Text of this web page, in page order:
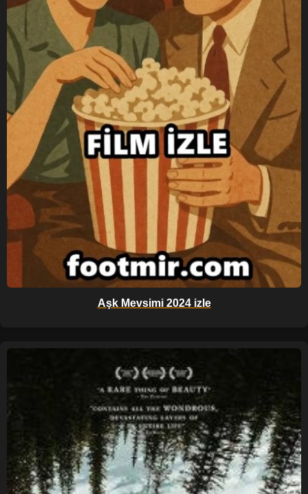
Aşk Mevsimi 2024 izle